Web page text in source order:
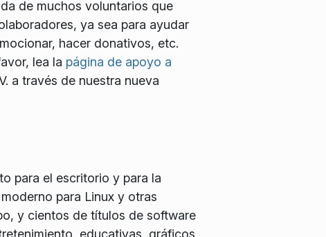
de muchos voluntarios que
ya sea para ayudar
hacer donativos, etc.
lea la página de apoyo a
a través de nuestra nueva
para el escritorio y para la
para Linux y otras
y cientos de títulos de software
educativas, gráficos